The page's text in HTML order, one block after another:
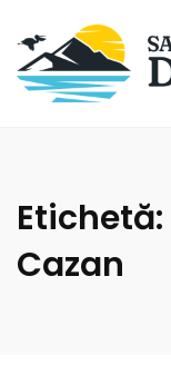
Etichetă:
Cazan